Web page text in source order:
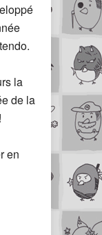
la
de la
en